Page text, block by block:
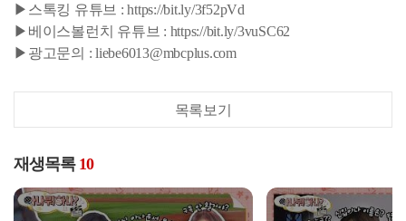
▶스톡킹 유튜브 : https://bit.ly/3f52pVd
▶베이스볼런치 유튜브 : https://bit.ly/3vuSC62
▶광고문의 : liebe6013@mbcplus.com
목록보기
재생목록 10